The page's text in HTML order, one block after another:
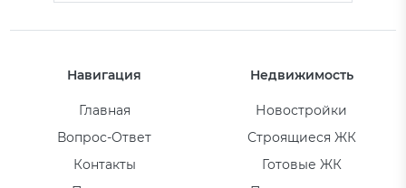
Навигация
Главная
Вопрос-Ответ
Контакты
Недвижимость
Новостройки
Строящиеся ЖК
Готовые ЖК